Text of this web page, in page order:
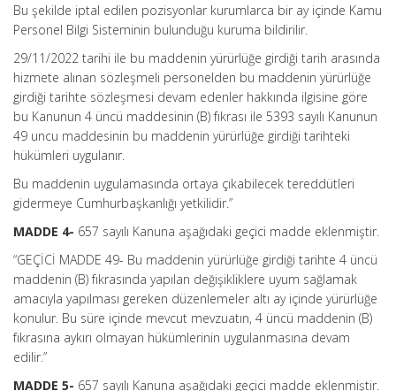
Bu şekilde iptal edilen pozisyonlar kurumlarca bir ay içinde Kamu
Personel Bilgi Sisteminin bulunduğu kuruma bildirilir.
29/11/2022 tarihi ile bu maddenin yürürlüğe girdiği tarih arasında
hizmete alınan sözleşmeli personelden bu maddenin yürürlüğe
girdiği tarihte sözleşmesi devam edenler hakkında ilgisine göre
bu Kanunun 4 üncü maddesinin (B) fıkrası ile 5393 sayılı Kanunun
49 uncu maddesinin bu maddenin yürürlüğe girdiği tarihteki
hükümleri uygulanır.
Bu maddenin uygulamasında ortaya çıkabilecek tereddütleri
gidermeye Cumhurbaşkanlığı yetkilidir.”
MADDE 4- 657 sayılı Kanuna aşağıdaki geçici madde eklenmiştir.
“GEÇİCİ MADDE 49- Bu maddenin yürürlüğe girdiği tarihte 4 üncü
maddenin (B) fıkrasında yapılan değişikliklere uyum sağlamak
amacıyla yapılması gereken düzenlemeler altı ay içinde yürürlüğe
konulur. Bu süre içinde mevcut mevzuatın, 4 üncü maddenin (B)
fıkrasına aykırı olmayan hükümlerinin uygulanmasına devam
edilir.”
MADDE 5- 657 sayılı Kanuna aşağıdaki geçici madde eklenmiştir.